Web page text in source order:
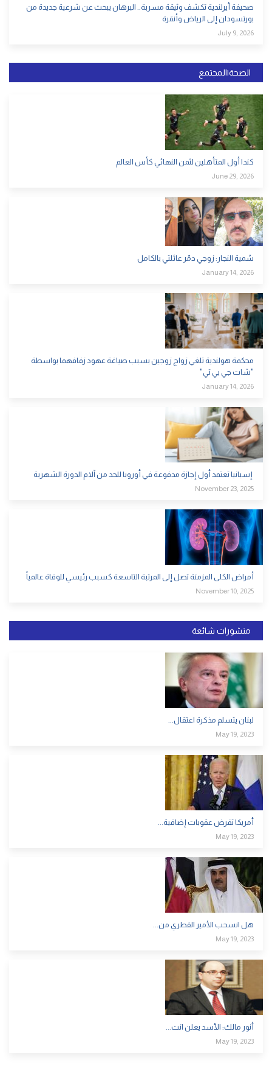
صحيفة أيرلندية تكشف وثيقة مسربة.. البرهان يبحث عن شرعية جديدة من
بورتسودان إلى الرياض وأنقرة
July 9, 2026
الصحة|المجتمع
كندا أول المتأهلين لثمن النهائي كأس العالم
June 29, 2026
سُمية النجار: زوجي دمّر عائلتي بالكامل
January 14, 2026
محكمة هولندية تلغي زواج زوجين بسبب صياغة عهود زفافهما بواسطة
"شات جي بي تي"
January 14, 2026
إسبانيا تعتمد أول إجازة مدفوعة في أوروبا للحد من آلام الدورة الشهرية
November 23, 2025
أمراض الكلى المزمنة تصل إلى المرتبة التاسعة كسبب رئيسي للوفاة عالمياً
November 10, 2025
منشورات شائعة
لبنان يتسلم مذكرة اعتقال...
May 19, 2023
أمريكا تفرض عقوبات إضافية...
May 19, 2023
هل انسحب الأمير القطري من...
May 19, 2023
أنور مالك: الأسد يعلن انت...
May 19, 2023